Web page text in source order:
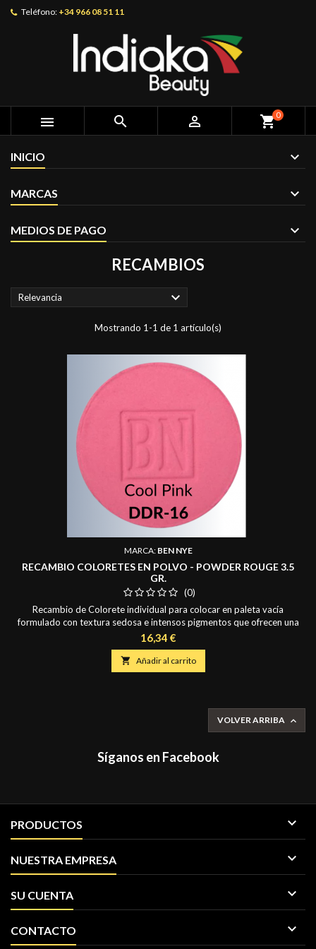
Teléfono: +34 966 08 51 11
   shopping_cart0
INICIO
MARCAS
MEDIOS DE PAGO
RECAMBIOS
Relevancia 
Mostrando 1-1 de 1 artículo(s)
MARCA: BEN NYE
RECAMBIO COLORETES EN POLVO - POWDER ROUGE 3.5
GR.
(0)
Recambio de Colorete individual para colocar en paleta vacía
formulado con textura sedosa e intensos pigmentos que ofrecen una
llamativa exhibición de color. Puedes elegir tonos suaves y naturales
para modelar el rostro de forma sutil o, colores brillantes y audaces
para diseños de moda y vanguardistas. Presentación: recipiente
individual 3.5 gr.
Precio
16,34 €
 Añadir al carrito
VOLVER ARRIBA 
Síganos en Facebook
PRODUCTOS 
NUESTRA EMPRESA 
SU CUENTA 
CONTACTO 